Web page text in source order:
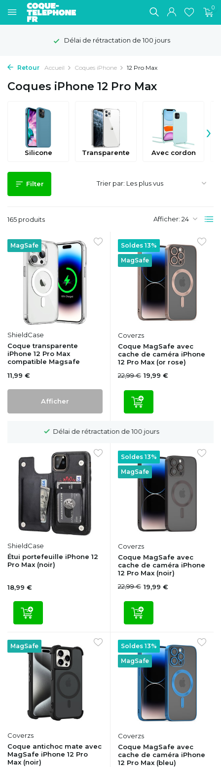
0
Délai de rétractation de 100 jours
Retour Accueil Coques iPhone 12 Pro Max
Coques iPhone 12 Pro Max
Silicone Transparente Avec cordon
›
Filter
165 produits Afficher:
Trier par:
MagSafe
ShieldCase
Coque transparente
iPhone 12 Pro Max
compatible Magsafe
11,99 €
Afficher
MagSafe
Soldes 13%
Coverzs
Coque MagSafe avec
cache de caméra iPhone
12 Pro Max (or rose)
22,99 € 19,99 €
Livraison gratuite
ShieldCase
Étui portefeuille iPhone 12
Pro Max (noir)
18,99 €
MagSafe
Soldes 13%
Coverzs
Coque MagSafe avec
cache de caméra iPhone
12 Pro Max (noir)
22,99 € 19,99 €
MagSafe
Coverzs
Coque antichoc mate avec
MagSafe iPhone 12 Pro
Max (noir)
MagSafe
Soldes 13%
Coverzs
Coque MagSafe avec
cache de caméra iPhone
12 Pro Max (bleu)